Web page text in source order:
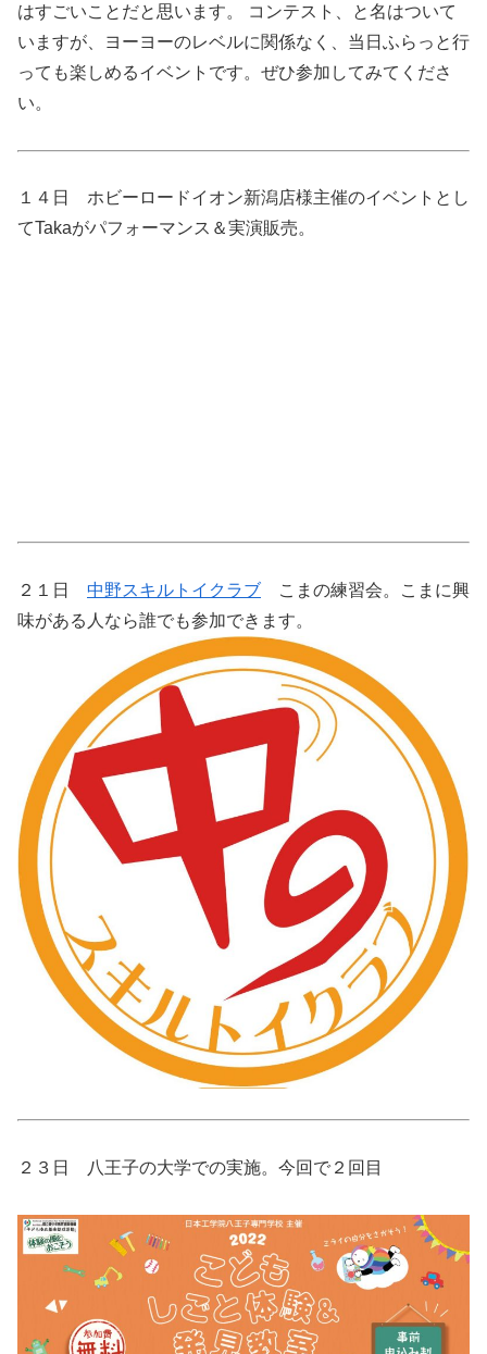
はすごいことだと思います。 コンテスト、と名はついて
いますが、ヨーヨーのレベルに関係なく、当日ふらっと行
っても楽しめるイベントです。ぜひ参加してみてくださ
い。
１４日 ホビーロードイオン新潟店様主催のイベントとし
てTakaがパフォーマンス＆実演販売。
２１日 中野スキルトイクラブ こまの練習会。こまに興
味がある人なら誰でも参加できます。
２３日 八王子の大学での実施。今回で２回目